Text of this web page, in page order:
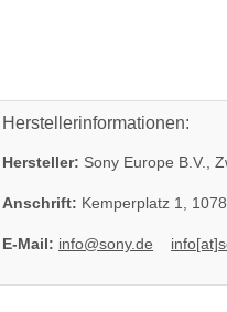
Herstellerinformationen:
Hersteller: Sony Europe B.V.,
Anschrift: Kemperplatz 1,
E-Mail: info@sony.de